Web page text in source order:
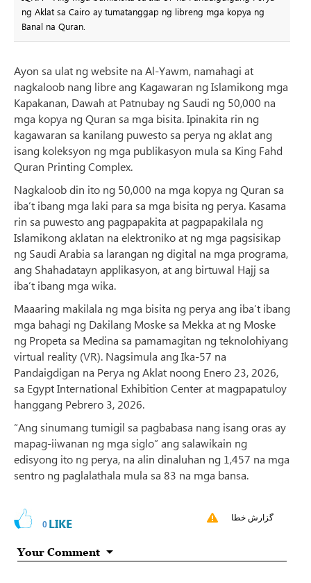
ng Aklat sa Cairo ay tumatanggap ng libreng mga kopya ng
Banal na Quran.
Ayon sa ulat ng website na Al-Yawm, namahagi at
nagkaloob nang libre ang Kagawaran ng Islamikong mga
Kapakanan, Dawah at Patnubay ng Saudi ng 50,000 na
mga kopya ng Quran sa mga bisita. Ipinakita rin ng
kagawaran sa kanilang puwesto sa perya ng aklat ang
isang koleksyon ng mga publikasyon mula sa King Fahd
Quran Printing Complex.
Nagkaloob din ito ng 50,000 na mga kopya ng Quran sa
iba’t ibang mga laki para sa mga bisita ng perya. Kasama
rin sa puwesto ang pagpapakita at pagpapakilala ng
Islamikong aklatan na elektroniko at ng mga pagsisikap
ng Saudi Arabia sa larangan ng digital na mga programa,
ang Shahadatayn applikasyon, at ang birtuwal Hajj sa
iba’t ibang mga wika.
Maaaring makilala ng mga bisita ng perya ang iba’t ibang
mga bahagi ng Dakilang Moske sa Mekka at ng Moske
ng Propeta sa Medina sa pamamagitan ng teknolohiyang
virtual reality (VR). Nagsimula ang Ika-57 na
Pandaigdigan na Perya ng Aklat noong Enero 23, 2026,
sa Egypt International Exhibition Center at magpapatuloy
hanggang Pebrero 3, 2026.
“Ang sinumang tumigil sa pagbabasa nang isang oras ay
mapag-iiwanan ng mga siglo” ang salawikain ng
edisyong ito ng perya, na alin dinaluhan ng 1,457 na mga
sentro ng paglalathala mula sa 83 na mga bansa.
0 LIKE گزارش خطا
Your Comment